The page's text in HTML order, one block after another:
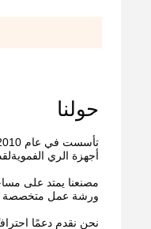
حولنا
تأسست في عام 2010 ومقرها في شنتشن، الصين،
أجهزة الري
ورشة عمل متخصصة